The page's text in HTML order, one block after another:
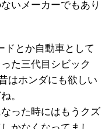
いメーカーでもあり
ドとか自動車として
た三代目シビック
はホンダにも欲しい
。
った時にはもうクズ